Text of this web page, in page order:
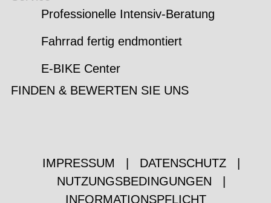
Professionelle Intensiv-Beratung
Fahrrad fertig endmontiert
E-BIKE Center
FINDEN & BEWERTEN SIE UNS
IMPRESSUM DATENSCHUTZ
NUTZUNGSBEDINGUNGEN
INFORMATIONSPFLICHT